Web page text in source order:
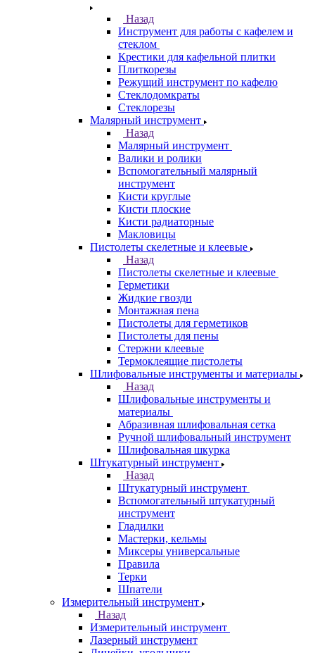
Назад
Инструмент для работы с кафелем и
стеклом
Крестики для кафельной плитки
Плиткорезы
Режущий инструмент по кафелю
Стеклодомкраты
Стеклорезы
Малярный инструмент
Назад
Малярный инструмент
Валики и ролики
Вспомогательный малярный
инструмент
Кисти круглые
Кисти плоские
Кисти радиаторные
Макловицы
Пистолеты скелетные и клеевые
Назад
Пистолеты скелетные и клеевые
Герметики
Жидкие гвозди
Монтажная пена
Пистолеты для герметиков
Пистолеты для пены
Стержни клеевые
Термоклеящие пистолеты
Шлифовальные инструменты и материалы
Назад
Шлифовальные инструменты и
материалы
Абразивная шлифовальная сетка
Ручной шлифовальный инструмент
Шлифовальная шкурка
Штукатурный инструмент
Назад
Штукатурный инструмент
Вспомогательный штукатурный
инструмент
Гладилки
Мастерки, кельмы
Миксеры универсальные
Правила
Терки
Шпатели
Измерительный инструмент
Назад
Измерительный инструмент
Лазерный инструмент